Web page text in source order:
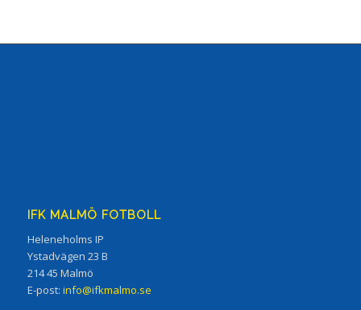
IFK MALMÖ FOTBOLL
Heleneholms IP
Ystadvägen 23 B
214 45 Malmö
E-post: info@ifkmalmo.se